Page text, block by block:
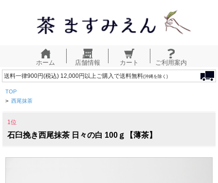
ホーム 店舗情報 カート ご利用案内
送料一律900円(税込) 12,000円以上ご購入で送料無料(沖縄を除く)
TOP
> 西尾抹茶
1位
石臼挽き西尾抹茶 日々の白 100ｇ【薄茶】